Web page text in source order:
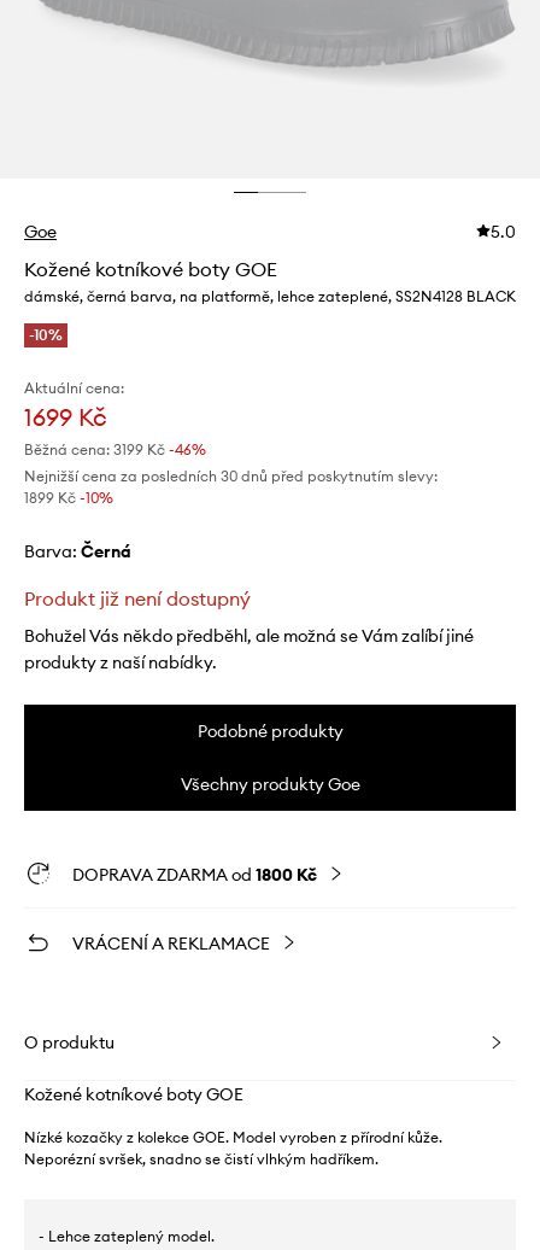
Goe 5.0
Kožené kotníkové boty GOE
dámské, černá barva, na platformě, lehce zateplené, SS2N4128 BLACK
-10%
Aktuální cena:
1699 Kč
Běžná cena: 3199 Kč -46%
Nejnižší cena za posledních 30 dnů před poskytnutím slevy:
1899 Kč -10%
Barva: černá
Produkt již není dostupný
Bohužel Vás někdo předběhl, ale možná se Vám zalíbí jiné
produkty z naší nabídky.
Podobné produkty
Všechny produkty Goe
DOPRAVA ZDARMA od 1800 Kč
VRÁCENÍ A REKLAMACE
O produktu
Kožené kotníkové boty GOE
Nízké kozačky z kolekce GOE. Model vyroben z přírodní kůže.
Neporézní svršek, snadno se čistí vlhkým hadříkem.
- Lehce zateplený model.